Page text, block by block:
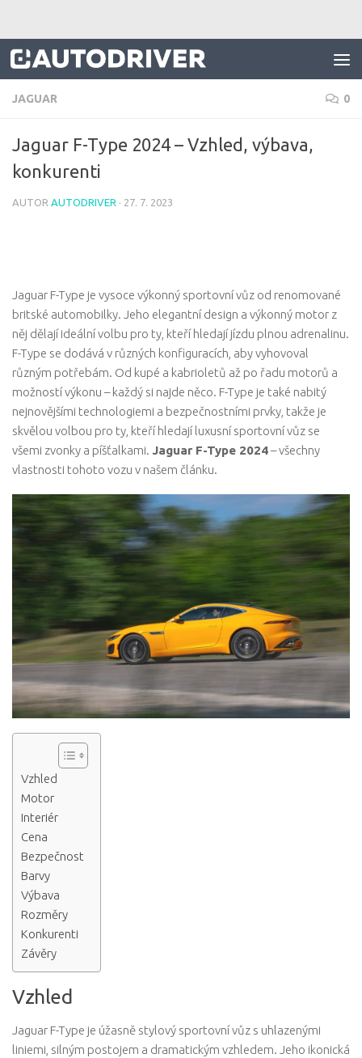
JAGUAR 0
Jaguar F-Type 2024 – Vzhled, výbava,
konkurenti
AUTOR AUTODRIVER · 27. 7. 2023
Jaguar F-Type je vysoce výkonný sportovní vůz od renomované
britské automobilky. Jeho elegantní design a výkonný motor z
něj dělají ideální volbu pro ty, kteří hledají jízdu plnou adrenalinu.
F-Type se dodává v různých konfiguracích, aby vyhovoval
různým potřebám. Od kupé a kabrioletů až po řadu motorů a
možností výkonu – každý si najde něco. F-Type je také nabitý
nejnovějšími technologiemi a bezpečnostními prvky, takže je
skvělou volbou pro ty, kteří hledají luxusní sportovní vůz se
všemi zvonky a píšťalkami. Jaguar F-Type 2024– všechny
vlastnosti tohoto vozu v našem článku.
Vzhled
Motor
Interiér
Cena
Bezpečnost
Barvy
Výbava
Rozměry
Konkurenti
Závěry
Vzhled
Jaguar F-Type je úžasně stylový sportovní vůz s uhlazenými
liniemi, silným postojem a dramatickým vzhledem. Jeho ikonická